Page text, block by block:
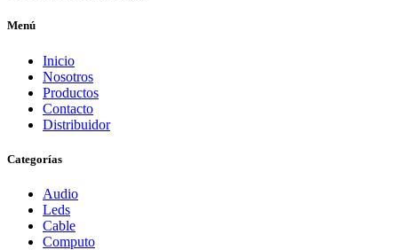
Menú
Inicio
Nosotros
Productos
Contacto
Distribuidor
Categorías
Audio
Leds
Cable
Computo